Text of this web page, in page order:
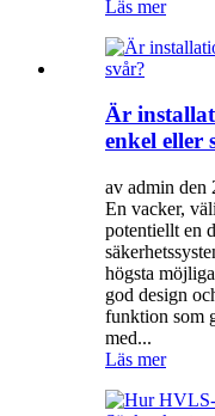
Läs mer
Är
enkel eller
av admin den
En vacker,
potentiellt en
högsta
god design
funktion som
med...
Läs mer